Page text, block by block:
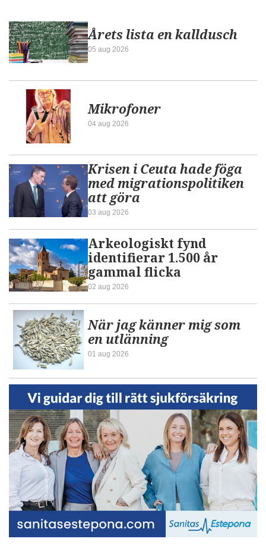
Årets lista en kalldusch
05 aug 2026
Mikrofoner
04 aug 2026
Krisen i Ceuta hade föga
med migrationspolitiken
att göra
03 aug 2026
Arkeologiskt fynd
identifierar 1.500 år
gammal flicka
02 aug 2026
När jag känner mig som
en utlänning
01 aug 2026